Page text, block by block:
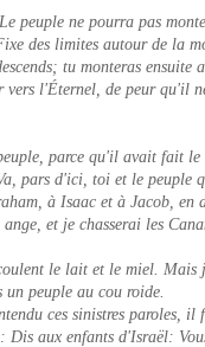
peuple ne pourra pas
des limites autour de la
tu monteras ensuite
l'Éternel, de peur qu'il
parce qu'il avait fait le
pars d'ici, toi et le peuple
à Isaac et à Jacob, en
et je chasserai les
le lait et le miel.
un peuple au cou roide.
ces sinistres paroles,
aux enfants d'Israël: